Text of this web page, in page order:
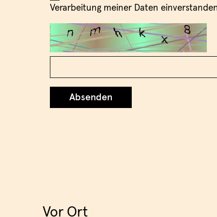
Verarbeitung meiner Daten
Absenden
Vor Ort